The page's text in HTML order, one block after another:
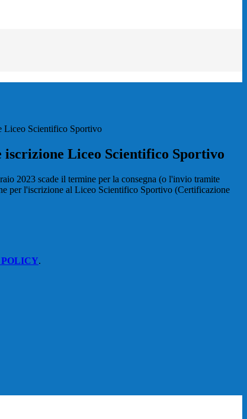
Liceo Scientifico Sportivo
iscrizione Liceo Scientifico Sportivo
2023 scade il termine per la consegna (o l'invio tramite
per l'iscrizione al Liceo Scientifico Sportivo (Certificazione
.